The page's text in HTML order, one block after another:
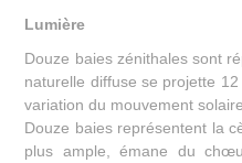
Lumière
Douze baies zénithales sont
naturelle diffuse se projette
variation du mouvement solaire.
Douze baies représentent la
plus ample, émane du